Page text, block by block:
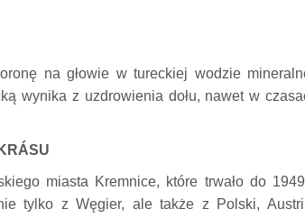
na głowie w tureckiej wodzie
wynika z uzdrowienia dołu, nawet w
miasta Kremnice, które trwało do
tylko z Węgier, ale także z Polski,